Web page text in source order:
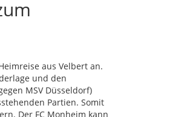
aus Velbert an.
und den
MSV Düsseldorf)
Partien. Somit
Der FC Monheim kann